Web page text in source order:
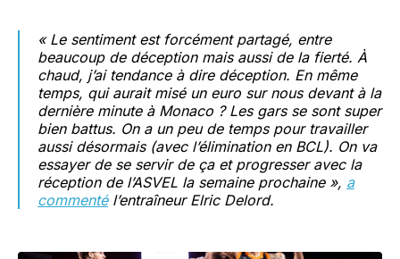
« Le sentiment est forcément partagé, entre
beaucoup de déception mais aussi de la fierté. À
chaud, j’ai tendance à dire déception. En même
temps, qui aurait misé un euro sur nous devant à la
dernière minute à Monaco ? Les gars se sont super
bien battus. On a un peu de temps pour travailler
aussi désormais (avec l’élimination en BCL). On va
essayer de se servir de ça et progresser avec la
réception de l’ASVEL la semaine prochaine », a
commentél’entraîneur Elric Delord.